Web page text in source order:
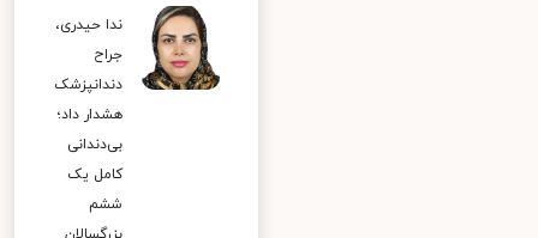
ندا حیدری،
جراح
دندانپزشک
هشدار داد؛
بی‌دندانی
کامل یک
ششم